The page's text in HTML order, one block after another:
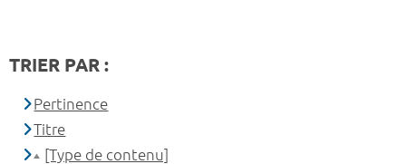
TRIER PAR :
Pertinence
Titre
[Type de contenu]